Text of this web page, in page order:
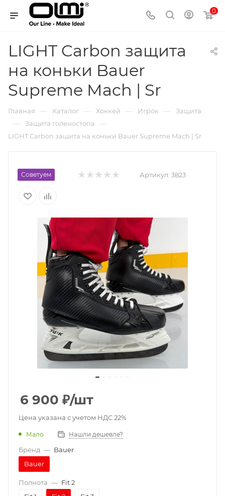
0
LIGHT Carbon защита
на коньки Bauer
Supreme Mach | Sr
Главная — Каталог — Хоккей — Игрок — Защита
— Защита голеностопа —
LIGHT Carbon защита на коньки Bauer Supreme Mach | Sr
Советуем Артикул: 3823
6 900 ₽/шт
Цена указана с учетом НДС 22%
Мало Нашли дешевле?
Бренд — Bauer
Bauer
Полнота — Fit 2